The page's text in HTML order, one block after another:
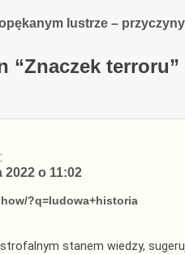
lustrze –
“Znaczek terroru”
2022 o 11:02
?q=ludowa+historia
stanem wiedzy,